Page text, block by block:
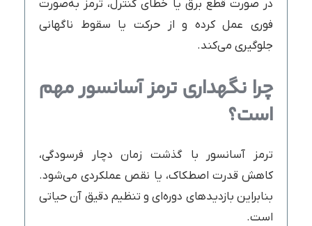
در صورت قطع برق یا خطای کنترل، ترمز به‌صورت
فوری عمل کرده و از حرکت یا سقوط ناگهانی
جلوگیری می‌کند.
چرا نگهداری ترمز آسانسور مهم
است؟
ترمز آسانسور با گذشت زمان دچار فرسودگی،
کاهش قدرت اصطکاک، یا نقص عملکردی می‌شود.
بنابراین بازدیدهای دوره‌ای و تنظیم دقیق آن حیاتی
است.